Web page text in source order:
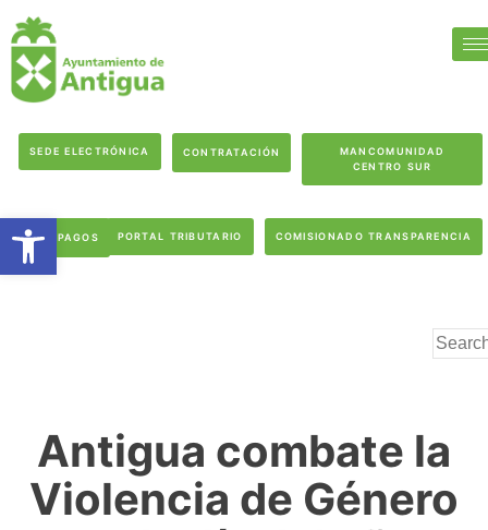
SEDE ELECTRÓNICA CONTRATACIÓN
MANCOMUNIDAD
CENTRO SUR
PAGOS PORTAL TRIBUTARIO COMISIONADO TRANSPARENCIA
Antigua combate la
Violencia de Género
Abrir barra de herramientas